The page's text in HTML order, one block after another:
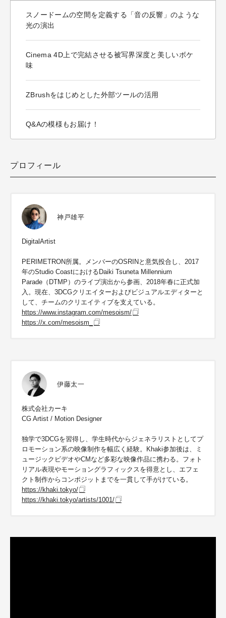
スノードームの空間を定義する「音の反響」のような
光の演出
Cinema 4D上で完結させる被写界深度と美しいボケ
味
ZBrushをはじめとした外部ツールの活用
Q&Aの模様もお届け！
プロフィール
神戸雄平
DigitalArtist
PERIMETRON所属。メンバーのOSRINと意気投合し、2017
年のStudio CoastにおけるDaiki Tsuneta Millennium
Parade（DTMP）のライブ演出から参画、2018年春に正式加
入。現在、3DCGクリエイターおよびビジュアルエディターと
して、チームのクリエイティブを支えている。
https://www.instagram.com/mesoism/
https://x.com/mesoism_
伊藤太一
株式会社カーキ
CG Artist / Motion Designer
独学で3DCGを習得し、学生時代からジェネラリストとしてプ
ロモーション系の映像制作を幅広く経験。Khaki参加後は、ミ
ュージックビデオやCMなど多彩な映像作品に携わる。フォト
リアル表現やモーショングラフィックスを得意とし、エフェ
クト制作からコンポジットまでを一貫して手がけている。
https://khaki.tokyo/
https://khaki.tokyo/artists/1001/